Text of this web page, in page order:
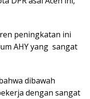
peningkatan ini
AHY yang sangat
dibawah
dengan sangat